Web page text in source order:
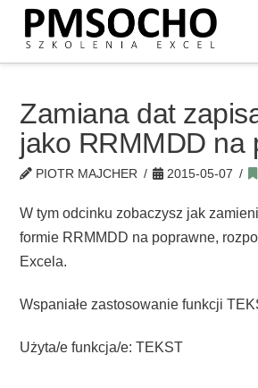
Zamiana dat
jako RRMMDD na
PIOTR MAJCHER 2015-05-07
W tym odcinku zobaczysz jak
formie RRMMDD na poprawne,
Excela.
Wspaniałe zastosowanie funkcji
Użyta/e funkcja/e: TEKST